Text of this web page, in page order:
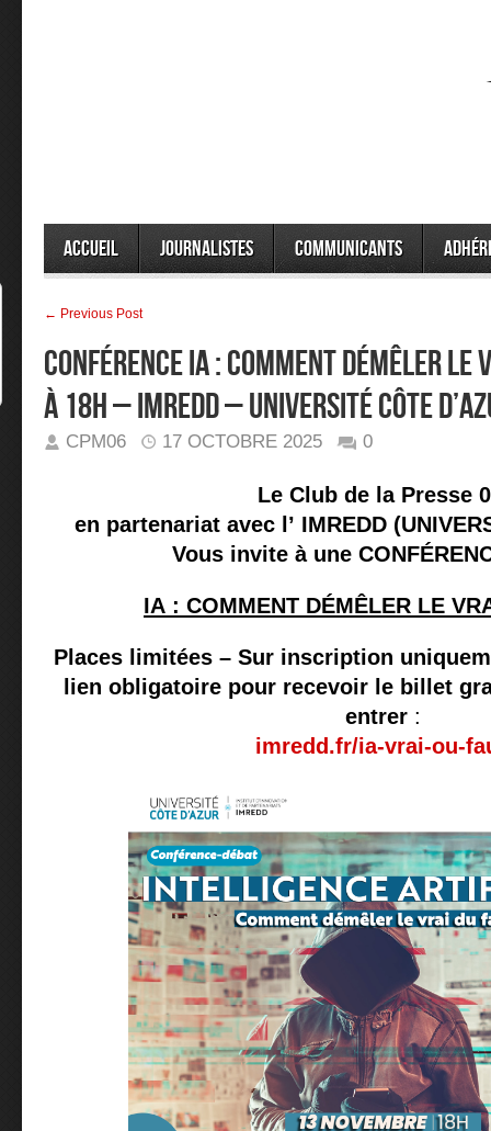
Accueil Journalistes Communicants
← Previous Post
Conférence IA : Comment démêler
à 18h – IMREDD – Université Côte
CPM06 17 OCTOBRE 2025 0
Le Club de la Presse
en partenariat avec l’ IMREDD
Vous invite à une
IA : COMMENT DÉMÊLER LE
Places limitées –Sur inscription
lien obligatoire pour recevoir le billet
entrer :
imredd.fr/ia-vrai-ou-